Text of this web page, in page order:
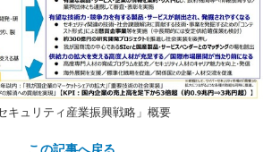
キュリティ産業振興戦略」概要
この記事へ戻る